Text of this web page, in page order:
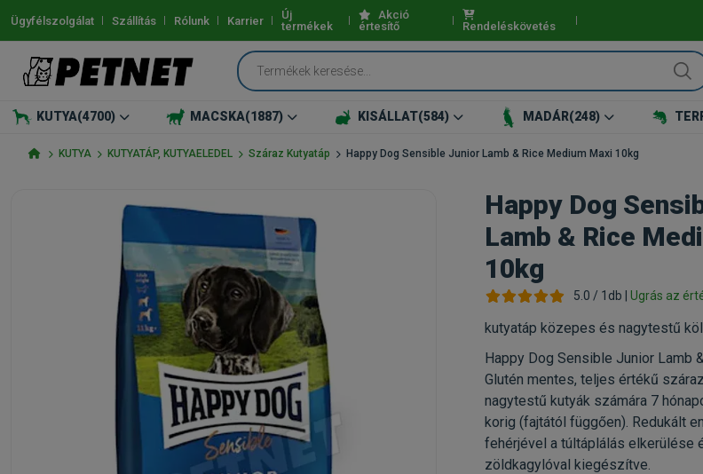
Ügyfélszolgálat Szállítás Rólunk Karrier
Új
termékek
Akció
értesítő
Rendeléskövetés
KUTYA(4700) MACSKA(1887) KISÁLLAT(584) MADÁR(248)
KUTYA KUTYATÁP, KUTYAELEDEL Száraz Kutyatáp Happy Dog Sensible Junior Lamb & Rice Medium Maxi 10kg
Happy Dog
Lamb & Rice
10kg
5.0 / 1db | Ugrás az
kutyatáp közepes és nagytestű
Happy Dog Sensible Junior Lamb
Glutén mentes, teljes értékű
nagytestű kutyák számára 7
korig (fajtától függően). Redukált
fehérjével a túltáplálás elkerülése
zöldkagylóval kiegészítve.